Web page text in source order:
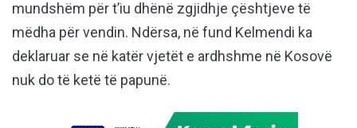
mundshëm për t’iu dhënë zgjidhje çështjeve të
mëdha për vendin. Ndërsa, në fund Kelmendi ka
deklaruar se në katër vjetët e ardhshme në Kosovë
nuk do të ketë të papunë.